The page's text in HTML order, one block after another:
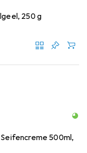
250 g
500ml,